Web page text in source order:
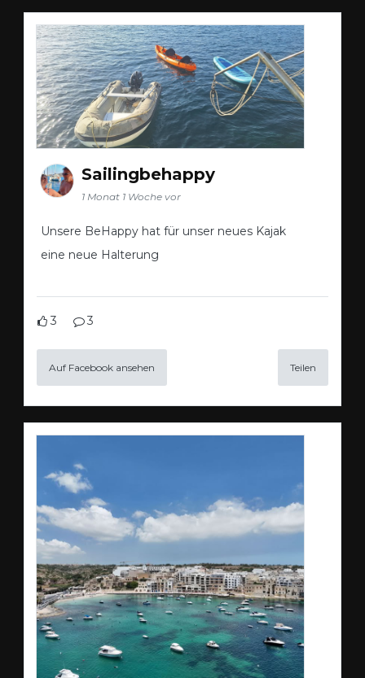
Sailingbehappy
1 Monat 1 Woche vor
Unsere BeHappy hat für unser neues Kajak
eine neue Halterung
3 3
Auf Facebook ansehen Teilen